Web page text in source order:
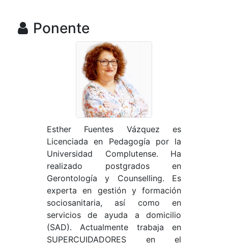
Ponente
Esther Fuentes Vázquez es
Licenciada en Pedagogía por la
Universidad Complutense. Ha
realizado postgrados en
Gerontología y Counselling. Es
experta en gestión y formación
sociosanitaria, así como en
servicios de ayuda a domicilio
(SAD). Actualmente trabaja en
SUPERCUIDADORES en el